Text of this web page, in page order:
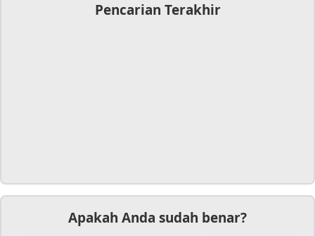
Pencarian Terakhir
Apakah Anda sudah benar?